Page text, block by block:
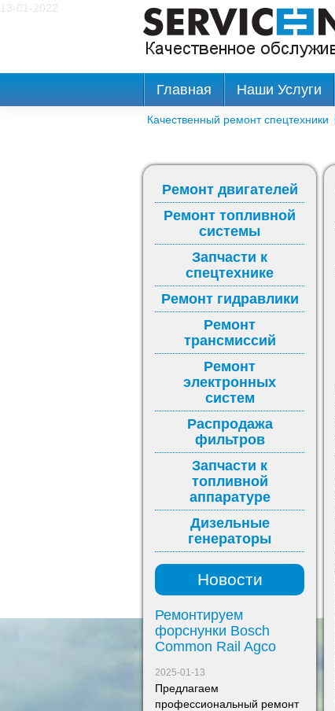
13-01-2022
Ремонт двигателей
Ремонт топливной
системы
Запчасти к
спецтехнике
Ремонт гидравлики
Ремонт
трансмиссий
Ремонт
электронных
систем
Распродажа
фильтров
Запчасти к
топливной
аппаратуре
Дизельные
генераторы
Новости
Ремонтируем
форснунки Bosch
Common Rail Agco
2025-01-13
Предлагаем
профессиональный ремонт
Главная Наши Услуги
Качественный ремонт спецтехники